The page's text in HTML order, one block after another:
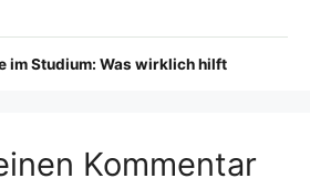
im Studium: Was wirklich hilft
Kommentar